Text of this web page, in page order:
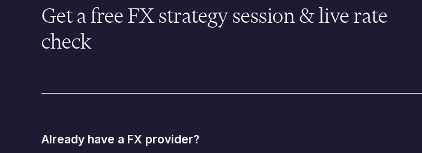
Get a free FX strategy session & live rate
check
Already have a FX provider?